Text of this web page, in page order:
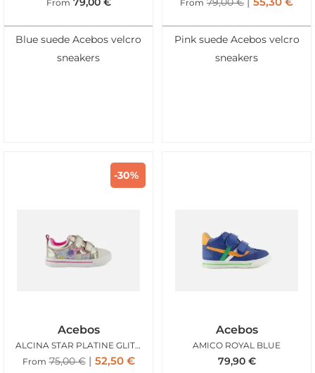
From 79,00 €
Blue suede Acebos velcro
sneakers
From 79,00€
Pink suede Acebos velcro
sneakers
-30%
Acebos
ALCINA STAR PLATINE GLITTER
From 75,00€ 52,50 €
Acebos
AMICO ROYAL BLUE
79,90 €